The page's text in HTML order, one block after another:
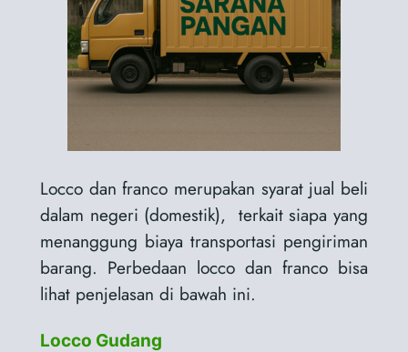
Locco dan franco merupakan syarat jual beli
dalam negeri (domestik), terkait siapa yang
menanggung biaya transportasi pengiriman
barang. Perbedaan locco dan franco bisa
lihat penjelasan di bawah ini.
Locco Gudang